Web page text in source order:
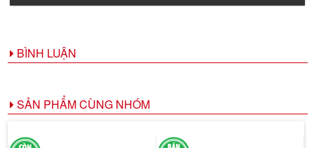
BÌNH LUẬN
SẢN PHẨM CÙNG NHÓM